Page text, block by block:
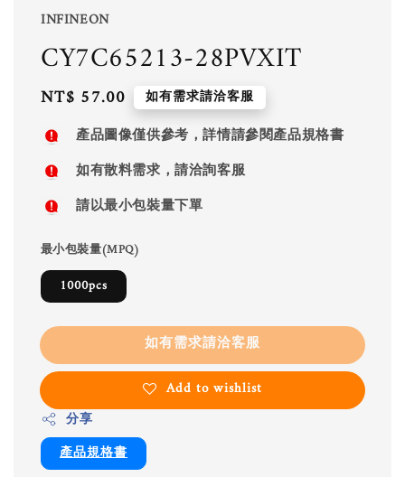
INFINEON
CY7C65213-28PVXIT
Regular
price
NT$ 57.00 如有需求請洽客服
產品圖像僅供參考，詳情請參閱產品規格書
如有散料需求，請洽詢客服
請以最小包裝量下單
最小包裝量(MPQ)
1000pcs
如有需求請洽客服
Add to wishlist
分享
產品規格書